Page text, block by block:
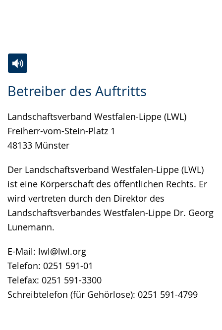
angezeigt.
Betreiber des Auftritts
Landschaftsverband Westfalen-Lippe (LWL)
Freiherr-vom-Stein-Platz 1
48133 Münster
Der Landschaftsverband Westfalen-Lippe (LWL)
ist eine Körperschaft des öffentlichen Rechts. Er
wird vertreten durch den Direktor des
Landschaftsverbandes Westfalen-Lippe Dr. Georg
Lunemann.
E-Mail: lwl@lwl.org
Telefon: 0251 591-01
Telefax: 0251 591-3300
Schreibtelefon (für Gehörlose): 0251 591-4799
Leichten
wechseln.
Audio-
Video
Deutscher
Gebärdensprache
wird
angezeigt.